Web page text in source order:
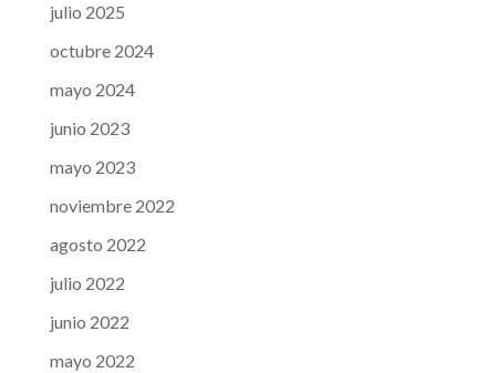
julio 2025
octubre 2024
mayo 2024
junio 2023
mayo 2023
noviembre 2022
agosto 2022
julio 2022
junio 2022
mayo 2022